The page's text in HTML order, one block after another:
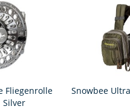
Fliegenrolle
Silver
Snowbee